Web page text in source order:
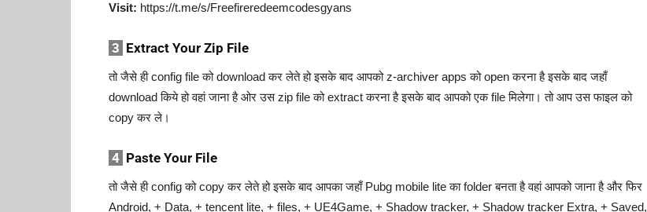
Visit: https://t.me/s/Freefireredeemcodesgyans
3 Extract Your Zip File
तो जैसे ही config file को download कर लेते हो इसके बाद आपको z-archiver apps को open करना है इसके बाद जहाँ
download किये हो वहां जाना है ओर उस zip file को extract करना है इसके बाद आपको एक file मिलेगा। तो आप उस फाइल को
copy कर ले।
4 Paste Your File
तो जैसे ही config को copy कर लेते हो इसके बाद आपका जहाँ Pubg mobile lite का folder बनता है वहां आपको जाना है और फिर
Android, + Data, + tencent lite, + files, + UE4Game, + Shadow tracker, + Shadow tracker Extra, + Saved,